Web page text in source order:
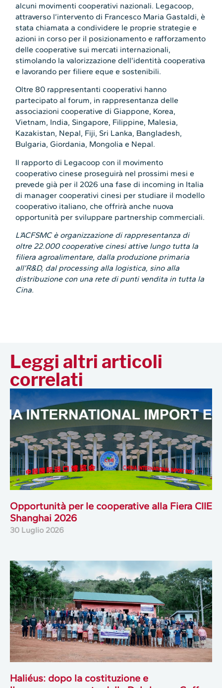
alcuni movimenti cooperativi nazionali. Legacoop,
attraverso l’intervento di Francesco Maria Gastaldi, è
stata chiamata a condividere le proprie strategie e
azioni in corso per il posizionamento e rafforzamento
delle cooperative sui mercati internazionali,
stimolando la valorizzazione dell’identità cooperativa
e lavorando per filiere eque e sostenibili.
Oltre 80 rappresentanti cooperativi hanno
partecipato al forum, in rappresentanza delle
associazioni cooperative di Giappone, Korea,
Vietnam, India, Singapore, Filippine, Malesia,
Kazakistan, Nepal, Fiji, Sri Lanka, Bangladesh,
Bulgaria, Giordania, Mongolia e Nepal.
Il rapporto di Legacoop con il movimento
cooperativo cinese proseguirà nel prossimi mesi e
prevede già per il 2026 una fase di incoming in Italia
di manager cooperativi cinesi per studiare il modello
cooperativo italiano, che offrirà anche nuova
opportunità per sviluppare partnership commerciali.
L’ACFSMC è organizzazione di rappresentanza di
oltre 22.000 cooperative cinesi attive lungo tutta la
filiera agroalimentare, dalla produzione primaria
all’R&D, dal processing alla logistica, sino alla
distribuzione con una rete di punti vendita in tutta la
Cina.
Leggi altri articoli
correlati
Opportunità per le cooperative alla Fiera CIIE
Shanghai 2026
30 Luglio 2026
Haliéus: dopo la costituzione e